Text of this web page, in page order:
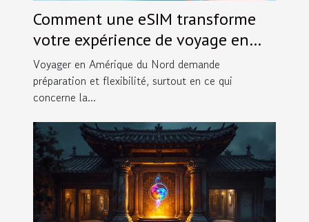
Comment une eSIM transforme
votre expérience de voyage en
Amérique du Nord ?
Voyager en Amérique du Nord demande
préparation et flexibilité, surtout en ce qui
concerne la...